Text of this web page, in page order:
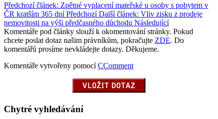
Předchozí článek: Zpětné vyplacení mateřské u osoby s pobytem v
ČR kratším 365 dníPředchozí Další článek: Vliv zisku z prodeje
nemovitosti na výši předčasného důchodu Následující
Komentáře pod články slouží k okomentování stránky. Pokud
chcete poslat dotaz našim právníkům, pokračujte ZDE. Do
komentářů prosíme nevkládejte dotazy. Děkujeme.
Komentáře vytvořeny pomocíCComment
Chytré vyhledávání